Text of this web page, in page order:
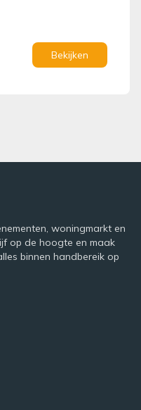
Bekijken
woningmarkt en
op de hoogte en maak
binnen handbereik op